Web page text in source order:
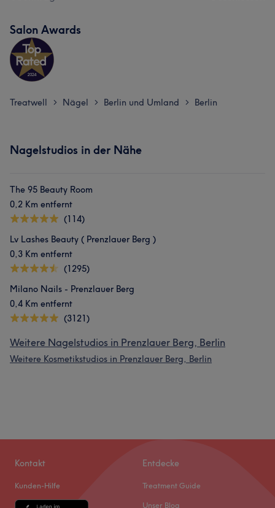
Salon Awards
Treatwell > Nägel > Berlin und Umland > Berlin
Nagelstudios in der Nähe
The 95 Beauty Room
0,2 Km entfernt
(114)
Lv Lashes Beauty ( Prenzlauer Berg )
0,3 Km entfernt
(1295)
Milano Nails - Prenzlauer Berg
0,4 Km entfernt
(3121)
Weitere Nagelstudios in Prenzlauer Berg, Berlin
Weitere Kosmetikstudios in Prenzlauer Berg, Berlin
Kontakt
Kunden-Hilfe
Entdecke
Treatment Guide
Unser Blog